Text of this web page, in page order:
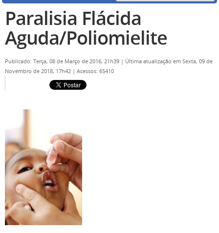
Paralisia Flácida
Aguda/Poliomielite
Publicado: Terça, 08 de Março de 2016, 21h39 | Última atualização em Sexta, 09 de
Novembro de 2018, 17h42 | Acessos: 65410